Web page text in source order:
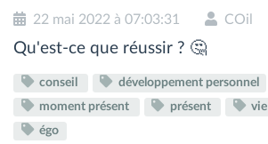
22 mai 2022 à 07:03:31 COil
Qu'est-ce que réussir ? 🤔
conseil
développement personnel
moment présent
présent vie
égo